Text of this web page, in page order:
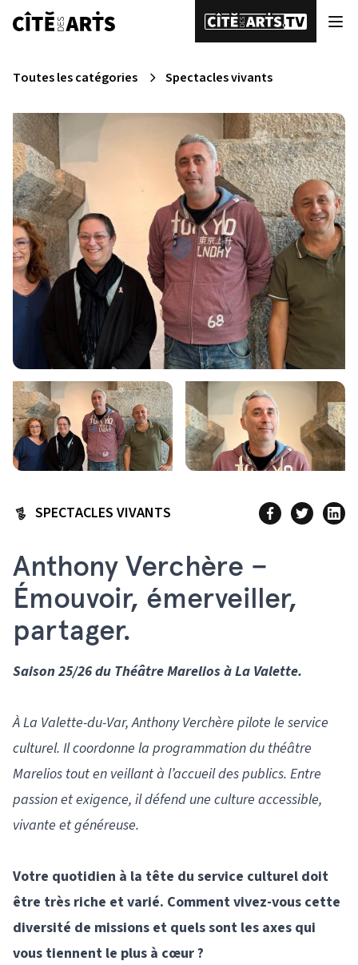
Toutes les catégories Spectacles vivants
SPECTACLES VIVANTS
Anthony Verchère –
Émouvoir, émerveiller,
partager.
Saison 25/26 du Théâtre Marelios à La Valette.
À La Valette-du-Var, Anthony Verchère pilote le service
culturel. Il coordonne la programmation du théâtre
Marelios tout en veillant à l’accueil des publics. Entre
passion et exigence, il défend une culture accessible,
vivante et généreuse.
Votre quotidien à la tête du service culturel doit
être très riche et varié. Comment vivez-vous cette
diversité de missions et quels sont les axes qui
vous tiennent le plus à cœur ?